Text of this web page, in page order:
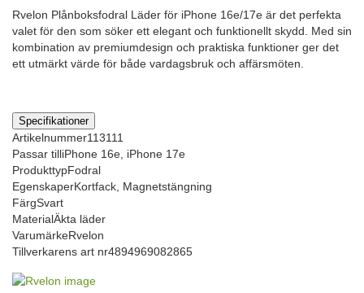
Rvelon Plånboksfodral Läder för iPhone 16e/17e är det perfekta
valet för den som söker ett elegant och funktionellt skydd. Med sin
kombination av premiumdesign och praktiska funktioner ger det
ett utmärkt värde för både vardagsbruk och affärsmöten.
Specifikationer
Artikelnummer113111
Passar tilliPhone 16e, iPhone 17e
ProdukttypFodral
EgenskaperKortfack, Magnetstängning
FärgSvart
MaterialÄkta läder
VarumärkeRvelon
Tillverkarens art nr4894969082865